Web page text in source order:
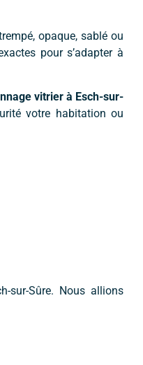
opaque, sablé ou
pour s’adapter à
vitrier à Esch-sur-
votre habitation ou
sur-Sûre. Nous allions